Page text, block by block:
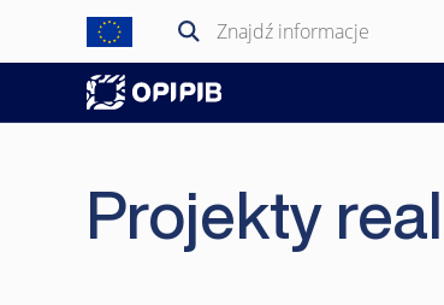
treści
Szukaj:
Projekty